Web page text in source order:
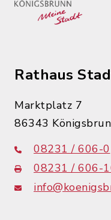
Rathaus
Marktplatz 7
86343
08231 / 606-0
08231 / 606-